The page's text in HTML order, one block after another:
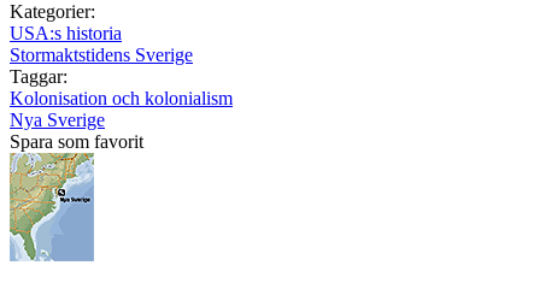
Kategorier:
USA:s historia
Stormaktstidens Sverige
Taggar:
Kolonisation och kolonialism
Nya Sverige
Spara som favorit